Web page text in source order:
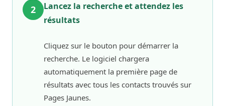
2
Lancez la recherche et attendez les
résultats
Cliquez sur le bouton pour démarrer la
recherche. Le logiciel chargera
automatiquement la première page de
résultats avec tous les contacts trouvés sur
Pages Jaunes.